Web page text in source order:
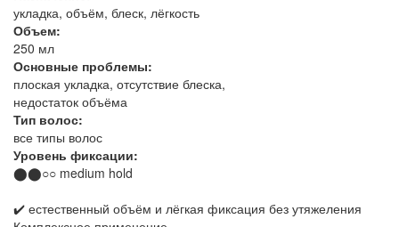
укладка, объём, блеск, лёгкость
Объем:
250 мл
Основные проблемы:
плоская укладка, отсутствие блеска,
недостаток объёма
Тип волос:
все типы волос
Уровень фиксации:
⬤⬤○○ medium hold
✔️ естественный объём и лёгкая фиксация без утяжеления